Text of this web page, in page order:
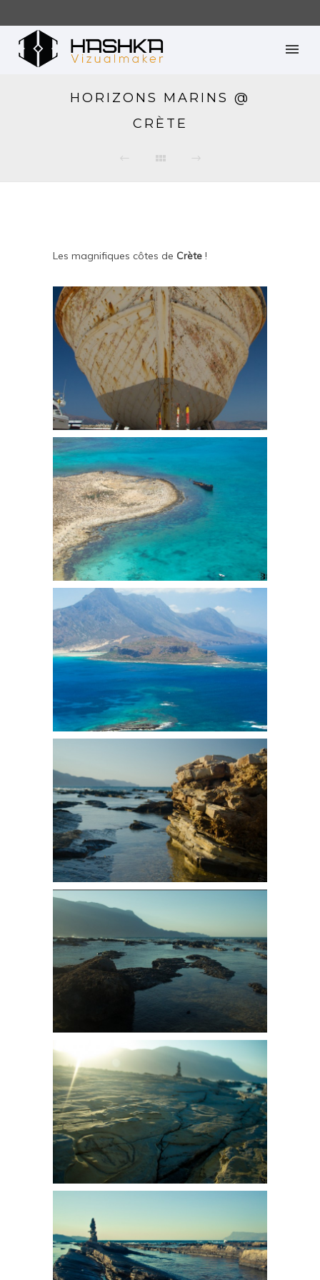
HORIZONS MARINS @
CRÈTE
Les magnifiques côtes de Crète !